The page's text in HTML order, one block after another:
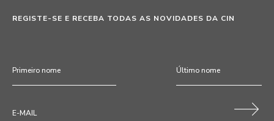
REGISTE-SE E RECEBA TODAS AS NOVIDADES DA CIN